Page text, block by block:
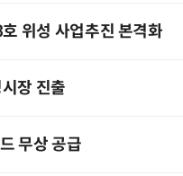
위성 사업추진 본격화
장 진출
무상 공급